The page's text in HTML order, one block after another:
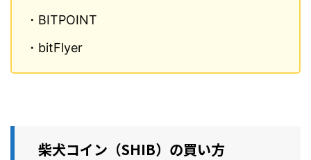
・BITPOINT
・bitFlyer
柴犬コイン（SHIB）の買い方